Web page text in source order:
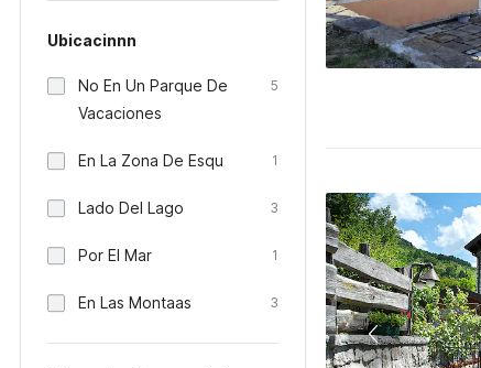
Ubicacinnn
No En Un Parque De
Vacaciones
5
En La Zona De Esqu 1
Lado Del Lago 3
Por El Mar 1
En Las Montaas 3